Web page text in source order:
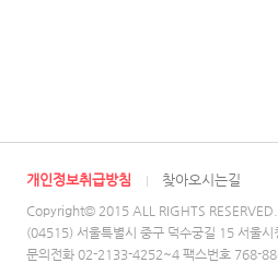
개인정보취급방침 찾아오시는길
Copyright© 2015 ALL RIGHTS RESERVED.
(04515) 서울특별시 중구 덕수궁길 15 서울
문의전화 02-2133-4252~4 팩스번호 768-